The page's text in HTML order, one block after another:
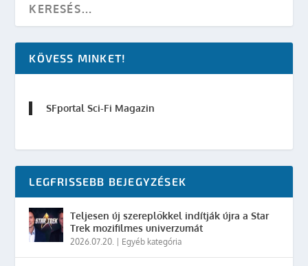
KÖVESS MINKET!
SFportal Sci-Fi Magazin
LEGFRISSEBB BEJEGYZÉSEK
Teljesen új szereplőkkel indítják újra a Star
Trek mozifilmes univerzumát
2026.07.20. Egyéb kategória